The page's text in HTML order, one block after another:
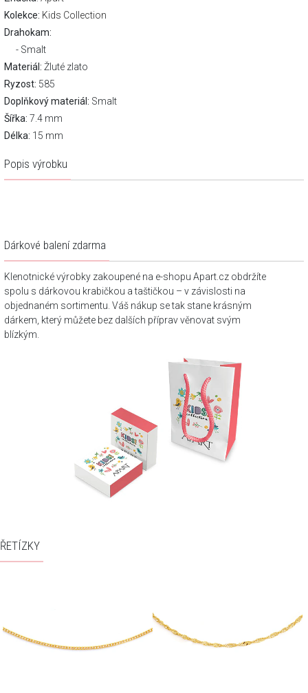
Kolekce: Kids Collection
Drahokam:
Smalt
Materiál: Žluté zlato
Ryzost: 585
Doplňkový materiál: Smalt
Šířka: 7.4 mm
Délka: 15 mm
Popis výrobku
Dárkové balení zdarma
Klenotnické výrobky zakoupené na e-shopu Apart.cz obdržíte
spolu s dárkovou krabičkou a taštičkou – v závislosti na
objednaném sortimentu. Váš nákup se tak stane krásným
dárkem, který můžete bez dalších příprav věnovat svým
blízkým.
ŘETÍZKY